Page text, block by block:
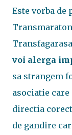
Este vorba de
voi alerga
sa strangem
asociatie
directia
de gandire